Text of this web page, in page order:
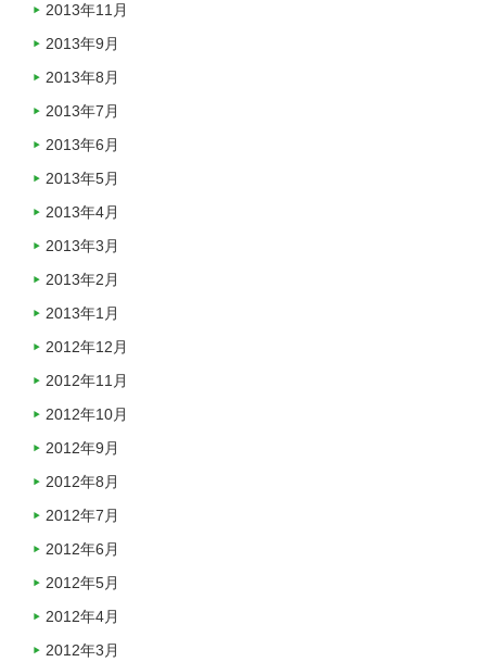
2013年11月
2013年9月
2013年8月
2013年7月
2013年6月
2013年5月
2013年4月
2013年3月
2013年2月
2013年1月
2012年12月
2012年11月
2012年10月
2012年9月
2012年8月
2012年7月
2012年6月
2012年5月
2012年4月
2012年3月